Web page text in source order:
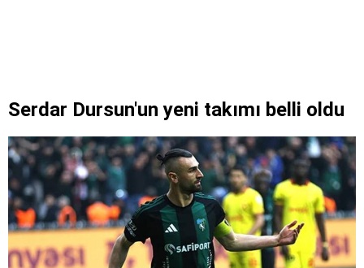
Serdar Dursun'un yeni takımı belli oldu